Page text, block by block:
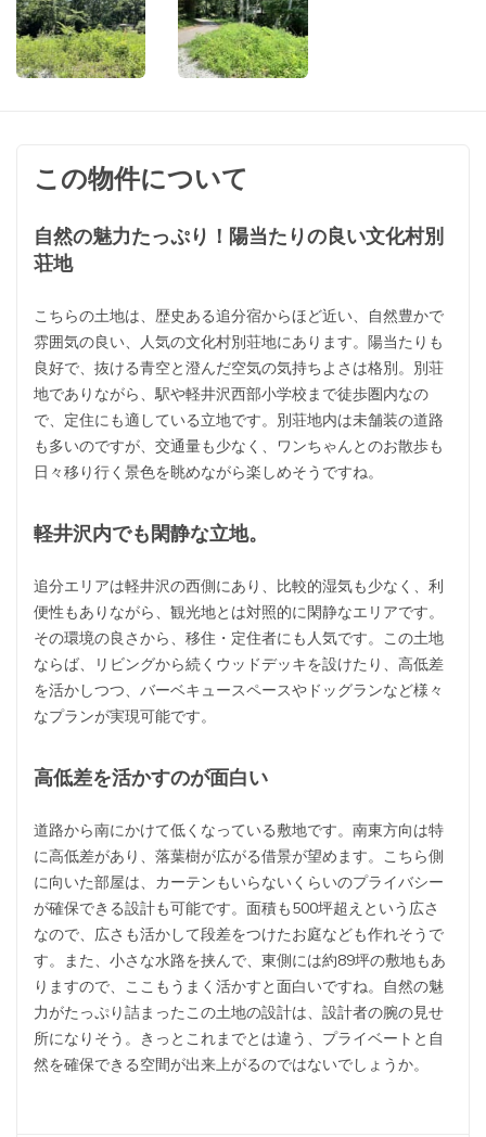
この物件について
自然の魅力たっぷり！陽当たりの良い文化村別
荘地
こちらの土地は、歴史ある追分宿からほど近い、自然豊かで
雰囲気の良い、人気の文化村別荘地にあります。陽当たりも
良好で、抜ける青空と澄んだ空気の気持ちよさは格別。別荘
地でありながら、駅や軽井沢西部小学校まで徒歩圏内なの
で、定住にも適している立地です。別荘地内は未舗装の道路
も多いのですが、交通量も少なく、ワンちゃんとのお散歩も
日々移り行く景色を眺めながら楽しめそうですね。
軽井沢内でも閑静な立地。
追分エリアは軽井沢の西側にあり、比較的湿気も少なく、利
便性もありながら、観光地とは対照的に閑静なエリアです。
その環境の良さから、移住・定住者にも人気です。この土地
ならば、リビングから続くウッドデッキを設けたり、高低差
を活かしつつ、バーベキュースペースやドッグランなど様々
なプランが実現可能です。
高低差を活かすのが面白い
道路から南にかけて低くなっている敷地です。南東方向は特
に高低差があり、落葉樹が広がる借景が望めます。こちら側
に向いた部屋は、カーテンもいらないくらいのプライバシー
が確保できる設計も可能です。面積も500坪超えという広さ
なので、広さも活かして段差をつけたお庭なども作れそうで
す。また、小さな水路を挟んで、東側には約89坪の敷地もあ
りますので、ここもうまく活かすと面白いですね。自然の魅
力がたっぷり詰まったこの土地の設計は、設計者の腕の見せ
所になりそう。きっとこれまでとは違う、プライベートと自
然を確保できる空間が出来上がるのではないでしょうか。